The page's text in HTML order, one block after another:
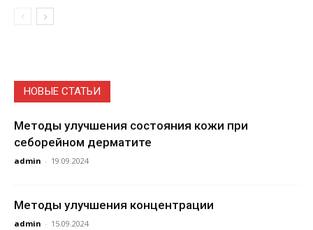
НОВЫЕ СТАТЬИ
Методы улучшения состояния кожи при
себорейном дерматите
admin - 19.09.2024
Методы улучшения концентрации
admin - 15.09.2024